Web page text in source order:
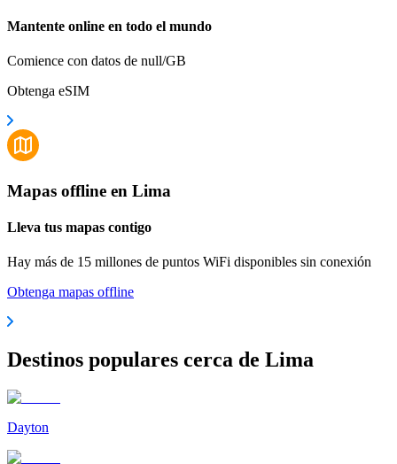
Mantente online en todo el mundo
Comience con datos de null/GB
Obtenga eSIM
Mapas offline en Lima
Lleva tus mapas contigo
Hay más de 15 millones de puntos WiFi disponibles sin conexión
Obtenga mapas offline
Destinos populares cerca de Lima
Dayton